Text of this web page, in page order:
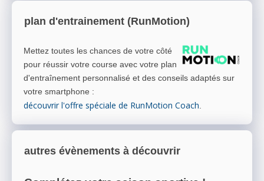
plan d'entrainement (RunMotion)
Mettez toutes les chances de votre côté
pour réussir votre course avec votre plan
d'entraînement personnalisé et des conseils adaptés sur
votre smartphone :
découvrir l'offre spéciale de RunMotion Coach.
autres évènements à découvrir